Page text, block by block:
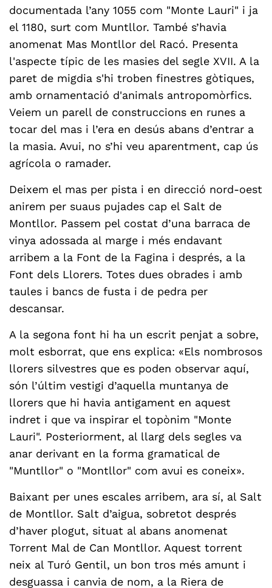
documentada l’any 1055 com "Monte Lauri" i ja
el 1180, surt com Muntllor. També s’havia
anomenat Mas Montllor del Racó. Presenta
l'aspecte típic de les masies del segle XVII. A la
paret de migdia s'hi troben finestres gòtiques,
amb ornamentació d'animals antropomòrfics.
Veiem un parell de construccions en runes a
tocar del mas i l’era en desús abans d’entrar a
la masia. Avui, no s’hi veu aparentment, cap ús
agrícola o ramader.
Deixem el mas per pista i en direcció nord-oest
anirem per suaus pujades cap el Salt de
Montllor. Passem pel costat d’una barraca de
vinya adossada al marge i més endavant
arribem a la Font de la Fagina i després, a la
Font dels Llorers. Totes dues obrades i amb
taules i bancs de fusta i de pedra per
descansar.
A la segona font hi ha un escrit penjat a sobre,
molt esborrat, que ens explica: «Els nombrosos
llorers silvestres que es poden observar aquí,
són l’últim vestigi d’aquella muntanya de
llorers que hi havia antigament en aquest
indret i que va inspirar el topònim "Monte
Lauri". Posteriorment, al llarg dels segles va
anar derivant en la forma gramatical de
"Muntllor" o "Montllor" com avui es coneix».
Baixant per unes escales arribem, ara sí, al Salt
de Montllor. Salt d’aigua, sobretot després
d’haver plogut, situat al abans anomenat
Torrent Mal de Can Montllor. Aquest torrent
neix al Turó Gentil, un bon tros més amunt i
desguassa i canvia de nom, a la Riera de